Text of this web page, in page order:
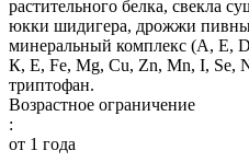
растительного белка, свекла
юкки шидигера, дрожжи
минеральный комплекс (А, E,
К, Е, Fe, Mg, Cu, Zn, Mn, I, Se,
триптофан.
Возрастное ограничение
:
от 1 года